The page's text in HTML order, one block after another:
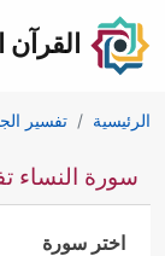
القرآن
الرئيسية تفسير
سورة النساء
اختر سورة